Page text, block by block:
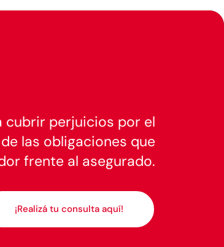
cubrir perjuicios por el
las obligaciones que
frente al asegurado.
¡Realizá tu consulta aquí!